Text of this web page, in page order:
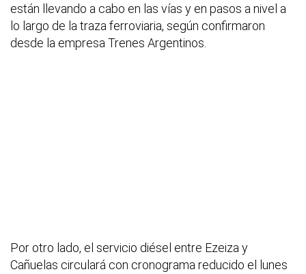
están llevando a cabo en las vías y en pasos a nivel a
lo largo de la traza ferroviaria, según confirmaron
desde la empresa Trenes Argentinos.
Por otro lado, el servicio diésel entre Ezeiza y
Cañuelas circulará con cronograma reducido el lunes